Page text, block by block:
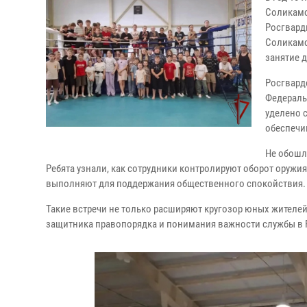
занятие
уделено
Не
Ребята узнали, как сотрудники контролируют оборот
выполняют для поддержания общественного спокойствия.
Такие встречи не только расширяют кругозор юных
защитника правопорядка и понимания важности службы в